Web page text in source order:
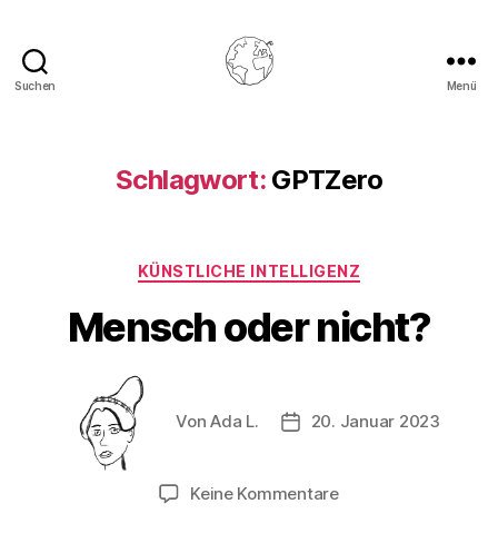
Suchen Menü
Schlagwort: GPTZero
Kategorien
KÜNSTLICHE INTELLIGENZ
Mensch oder nicht?
Beitragsautor
VonAda L. Beitragsdatum
20. Januar 2023
Keine Kommentarezu